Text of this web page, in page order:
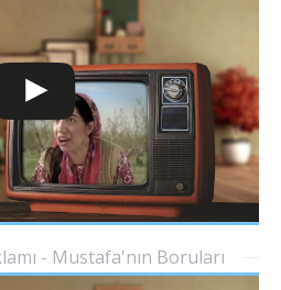
- Mustafa'nın Boruları